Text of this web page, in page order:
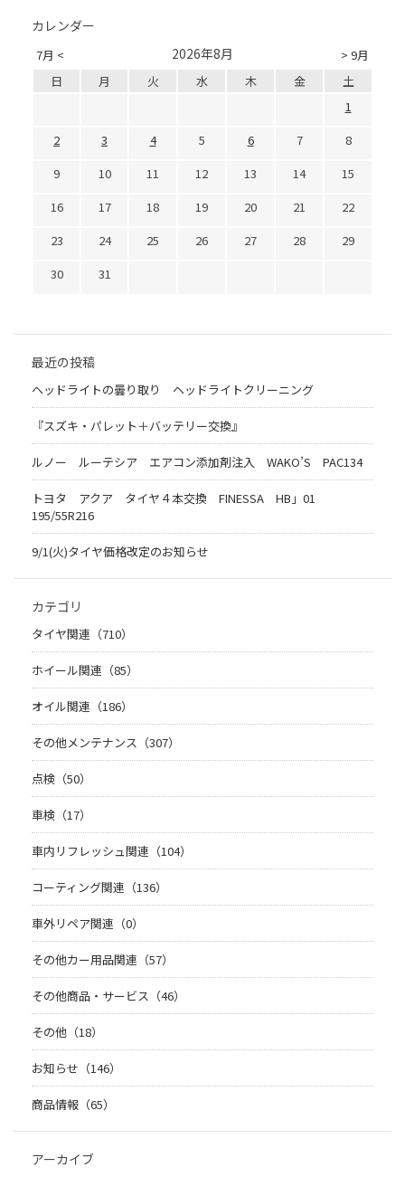
カレンダー
7月 < > 9月
2026年8月
日 月 火 水 木 金
土
1
2
3 4 5 6 7
8
9
10 11 12 13 14
15
16
17 18 19 20 21
22
23
24 25 26 27 28
29
30
31
最近の投稿
ヘッドライトの曇り取り ヘッドライトクリーニング
『スズキ・パレット＋バッテリー交換』
ルノー ルーテシア エアコン添加剤注入 WAKO’S PAC134
トヨタ アクア タイヤ４本交換 FINESSA HB」01
195/55R216
9/1(火)タイヤ価格改定のお知らせ
カテゴリ
タイヤ関連（710）
ホイール関連（85）
オイル関連（186）
その他メンテナンス（307）
点検（50）
車検（17）
車内リフレッシュ関連（104）
コーティング関連（136）
車外リペア関連（0）
その他カー用品関連（57）
その他商品・サービス（46）
その他（18）
お知らせ（146）
商品情報（65）
アーカイブ